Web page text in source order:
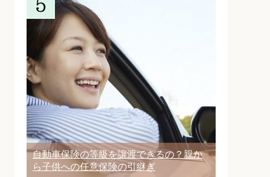
自動車保険の等級を譲渡できるの？親か
ら子供への任意保険の引継ぎ